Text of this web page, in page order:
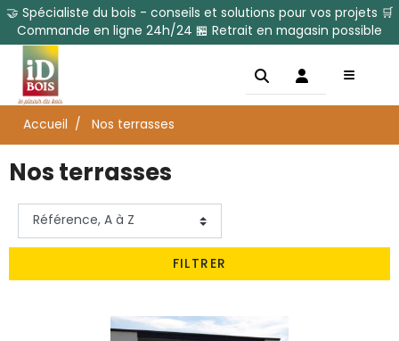
🤝 Spécialiste du bois - conseils et solutions pour vos projets 🛒
Commande en ligne 24h/24 🏪 Retrait en magasin possible
Accueil Nos terrasses
Nos terrasses
FILTRER